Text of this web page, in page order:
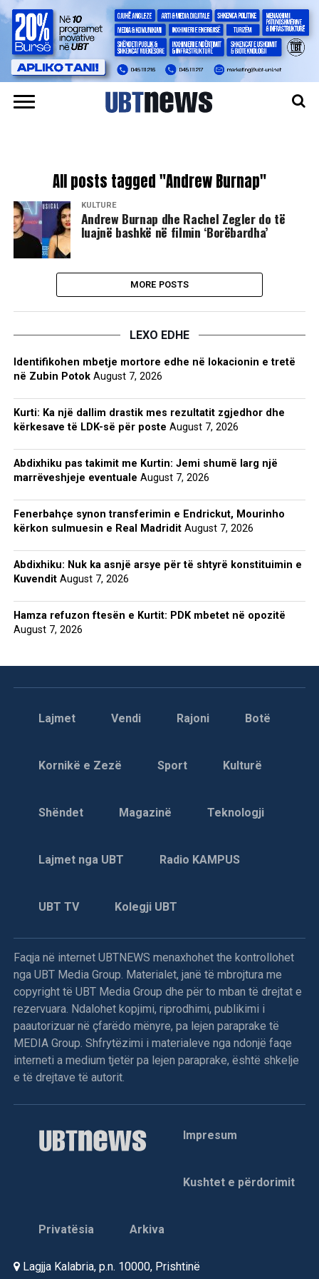
All posts tagged "Andrew Burnap"
KULTURË
Andrew Burnap dhe Rachel Zegler do të
luajnë bashkë në filmin ‘Borëbardha’
MORE POSTS
LEXO EDHE
Identifikohen mbetje mortore edhe në lokacionin e tretë
në Zubin Potok August 7, 2026
Kurti: Ka një dallim drastik mes rezultatit zgjedhor dhe
kërkesave të LDK-së për poste August 7, 2026
Abdixhiku pas takimit me Kurtin: Jemi shumë larg një
marrëveshjeje eventuale August 7, 2026
Fenerbahçe synon transferimin e Endrickut, Mourinho
kërkon sulmuesin e Real Madridit August 7, 2026
Abdixhiku: Nuk ka asnjë arsye për të shtyrë konstituimin e
Kuvendit August 7, 2026
Hamza refuzon ftesën e Kurtit: PDK mbetet në opozitë
August 7, 2026
Lajmet Vendi Rajoni Botë
Kornikë e Zezë Sport Kulturë
Shëndet Magazinë Teknologji
Lajmet nga UBT Radio KAMPUS
UBT TV Kolegji UBT
Faqja në internet UBTNEWS menaxhohet the kontrollohet
nga UBT Media Group. Materialet, janë të mbrojtura me
copyright të UBT Media Group dhe për to mban të drejtat e
rezervuara. Ndalohet kopjimi, riprodhimi, publikimi i
paautorizuar në çfarëdo mënyre, pa lejen paraprake të
MEDIA Group. Shfrytëzimi i materialeve nga ndonjë faqe
interneti a medium tjetër pa lejen paraprake, është shkelje
e të drejtave të autorit.
Impresum
Kushtet e përdorimit
Privatësia Arkiva
Lagjja Kalabria, p.n. 10000, Prishtinë